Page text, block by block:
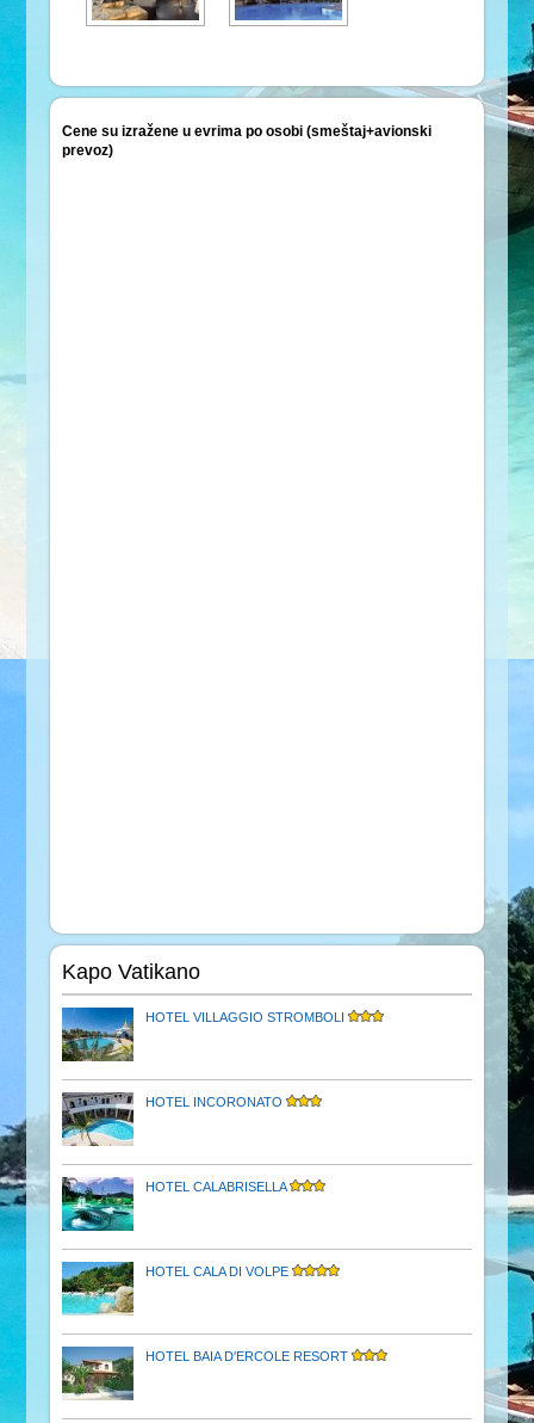
Cene su izražene u evrima po osobi (smeštaj+avionski
prevoz)
Kapo Vatikano
HOTEL VILLAGGIO STROMBOLI
HOTEL INCORONATO
HOTEL CALABRISELLA
HOTEL CALA DI VOLPE
HOTEL BAIA D'ERCOLE RESORT